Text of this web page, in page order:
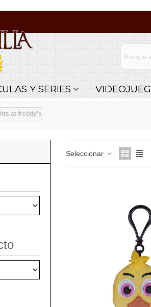
Y SERIES
at freddy's
Seleccionar